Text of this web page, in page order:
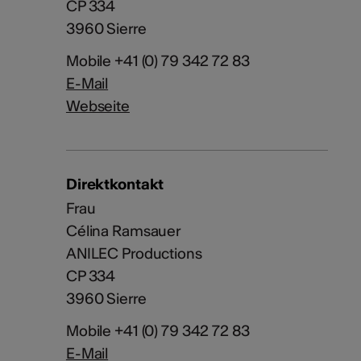
CP 334
3960 Sierre
Mobile +41 (0) 79 342 72 83
E-Mail
Webseite
Direktkontakt
Frau
Célina Ramsauer
ANILEC Productions
CP 334
3960 Sierre
Mobile +41 (0) 79 342 72 83
E-Mail